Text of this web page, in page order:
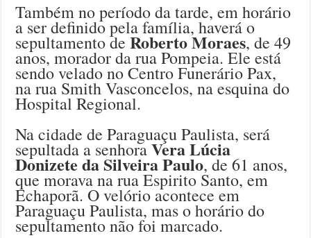
Também no período da tarde, em horário
a ser definido pela família, haverá o
sepultamento deRoberto Moraes, de 49
anos, morador da rua Pompeia. Ele está
sendo velado no Centro Funerário Pax,
na rua Smith Vasconcelos, na esquina do
Hospital Regional.
Na cidade de Paraguaçu Paulista, será
sepultada a senhoraVera Lúcia
Donizete da Silveira Paulo, de 61 anos,
que morava na rua Espirito Santo, em
Echaporã. O velório acontece em
Paraguaçu Paulista, mas o horário do
sepultamento não foi marcado.